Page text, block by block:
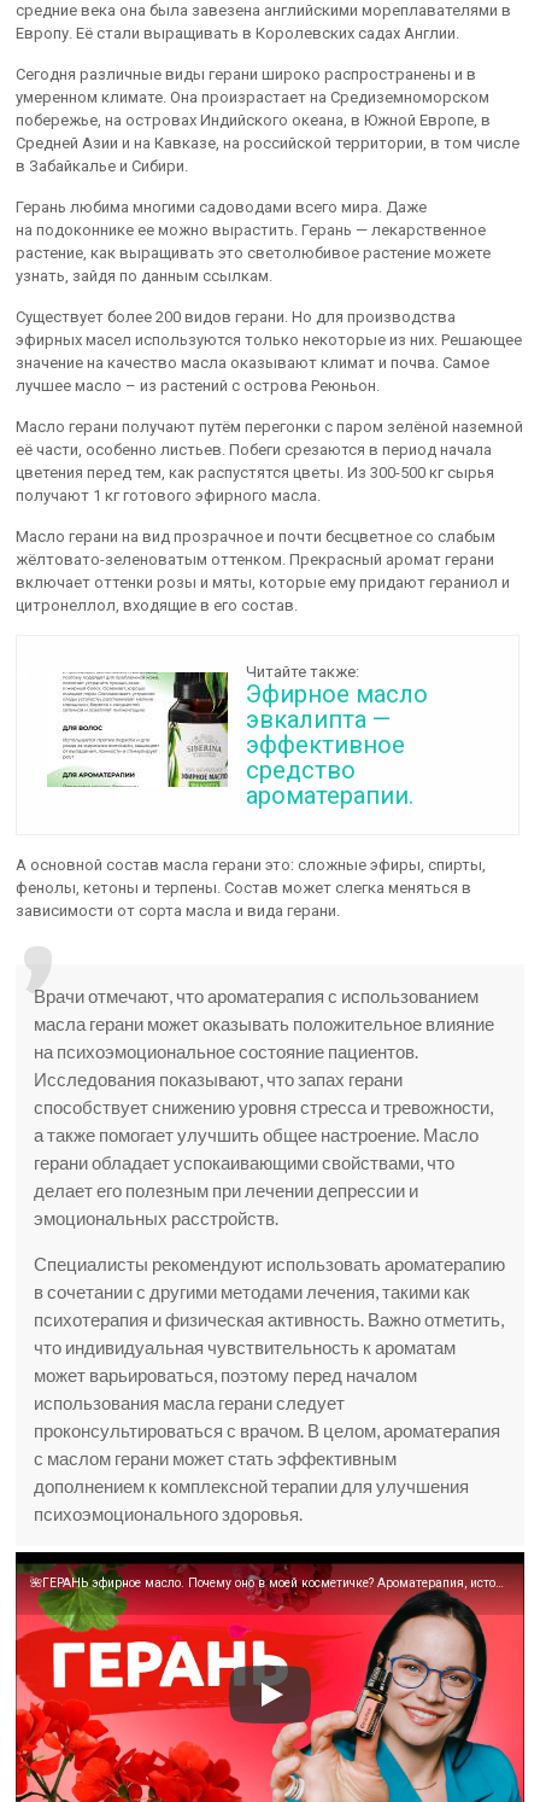
средние века она была завезена английскими мореплавателями в
Европу. Её стали выращивать в Королевских садах Англии.
Сегодня различные виды герани широко распространены и в
умеренном климате. Она произрастает на Средиземноморском
побережье, на островах Индийского океана, в Южной Европе, в
Средней Азии и на Кавказе, на российской территории, в том числе
в Забайкалье и Сибири.
Герань любима многими садоводами всего мира. Даже
на подоконнике ее можно вырастить. Герань — лекарственное
растение, как выращивать это светолюбивое растение можете
узнать, зайдя по данным ссылкам.
Существует более 200 видов герани. Но для производства
эфирных масел используются только некоторые из них. Решающее
значение на качество масла оказывают климат и почва. Самое
лучшее масло – из растений с острова Реюньон.
Масло герани получают путём перегонки с паром зелёной наземной
её части, особенно листьев. Побеги срезаются в период начала
цветения перед тем, как распустятся цветы. Из 300-500 кг сырья
получают 1 кг готового эфирного масла.
Масло герани на вид прозрачное и почти бесцветное со слабым
жёлтовато-зеленоватым оттенком. Прекрасный аромат герани
включает оттенки розы и мяты, которые ему придают гераниол и
цитронеллол, входящие в его состав.
Читайте также:
Эфирное масло
эвкалипта —
эффективное
средство
ароматерапии.
А основной состав масла герани это: сложные эфиры, спирты,
фенолы, кетоны и терпены. Состав может слегка меняться в
зависимости от сорта масла и вида герани.
Врачи отмечают, что ароматерапия с использованием
масла герани может оказывать положительное влияние
на психоэмоциональное состояние пациентов.
Исследования показывают, что запах герани
способствует снижению уровня стресса и тревожности,
а также помогает улучшить общее настроение. Масло
герани обладает успокаивающими свойствами, что
делает его полезным при лечении депрессии и
эмоциональных расстройств.
Специалисты рекомендуют использовать ароматерапию
в сочетании с другими методами лечения, такими как
психотерапия и физическая активность. Важно отметить,
что индивидуальная чувствительность к ароматам
может варьироваться, поэтому перед началом
использования масла герани следует
проконсультироваться с врачом. В целом, ароматерапия
с маслом герани может стать эффективным
дополнением к комплексной терапии для улучшения
психоэмоционального здоровья.
🌺ГЕРАНЬ эфирное масло. Почему оно в моей косметичке? Ароматерапия, история и исследования